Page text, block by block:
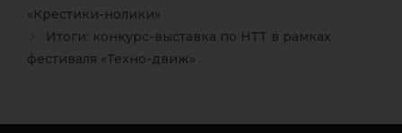
«Крестики-нолики»
Итоги: конкурс-выставка по НТТ в рамках
фестиваля «Техно-движ»